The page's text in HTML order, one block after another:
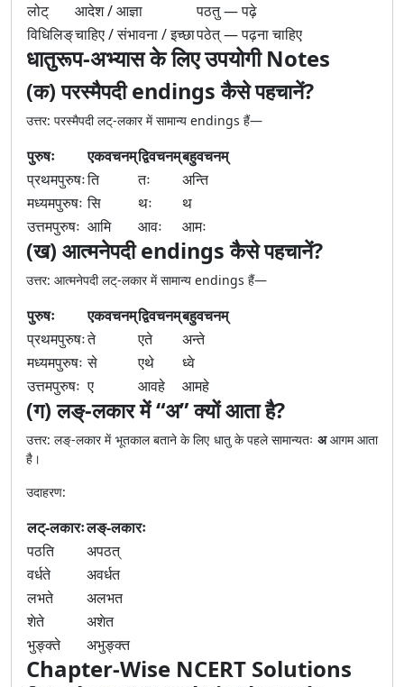
लोट्
आदेश / आज्ञा
पठतु — पढ़े
विधिलिङ्चाहिए / संभावना / इच्छापठेत् — पढ़ना चाहिए
धातुरूप-अभ्यास के लिए उपयोगी Notes
(क) परस्मैपदी endings कैसे पहचानें?
उत्तर: परस्मैपदी लट्-लकार में सामान्य endings हैं—
पुरुषः एकवचनम्द्विवचनम्बहुवचनम्
प्रथमपुरुषःति तः
अन्ति
मध्यमपुरुषः सि थः
थ
उत्तमपुरुषः आमि आवः आमः
(ख) आत्मनेपदी endings कैसे पहचानें?
उत्तर: आत्मनेपदी लट्-लकार में सामान्य endings हैं—
पुरुषः एकवचनम्द्विवचनम्बहुवचनम्
प्रथमपुरुषःते एते
अन्ते
मध्यमपुरुषः से एथे
ध्वे
उत्तमपुरुषः ए आवहे आमहे
(ग) लङ्-लकार में “अ” क्यों आता है?
उत्तर: लङ्-लकार में भूतकाल बताने के लिए धातु के पहले सामान्यतः अआगम आता
है।
उदाहरण:
लट्-लकारःलङ्-लकारः
पठति
अपठत्
वर्धते
अवर्धत
लभते
अलभत
शेते
अशेत
भुङ्क्ते
अभुङ्क्त
Chapter-Wise NCERT Solutions